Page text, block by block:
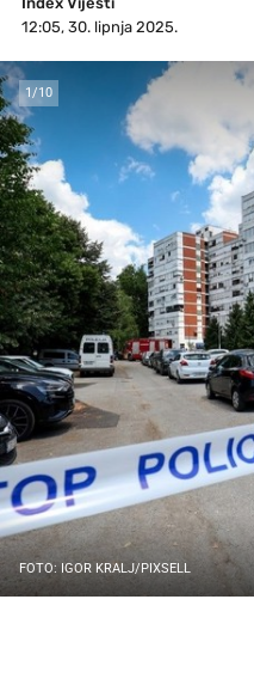
12:05, 30. lipnja 2025.
1/10
FOTO: IGOR KRALJ/PIXSELL